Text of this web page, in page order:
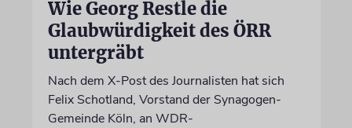
Wie Georg Restle die
Glaubwürdigkeit des ÖRR
untergräbt
Nach dem X-Post des Journalisten hat sich
Felix Schotland, Vorstand der Synagogen-
Gemeinde Köln, an WDR-